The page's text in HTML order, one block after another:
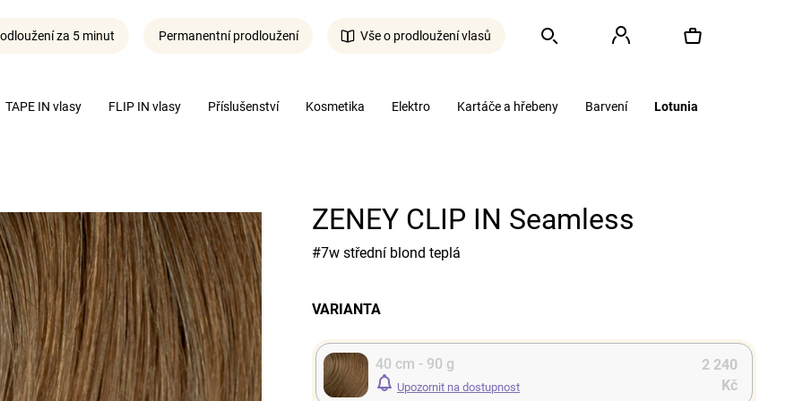
TAPE IN vlasy FLIP IN vlasy Příslušenství Kosmetika Elektro Kartáče a hřebeny Barvení Lotunia
za 5 minut Permanentní prodloužení Vše o prodloužení vlasů
Hledat PřihlášeníNákupní
ZENEY CLIP IN Seamless
#7w střední blond teplá
VARIANTA
40 cm - 90 g
Upozornit na dostupnost
2 240
Kč
Co potřebujete najít?